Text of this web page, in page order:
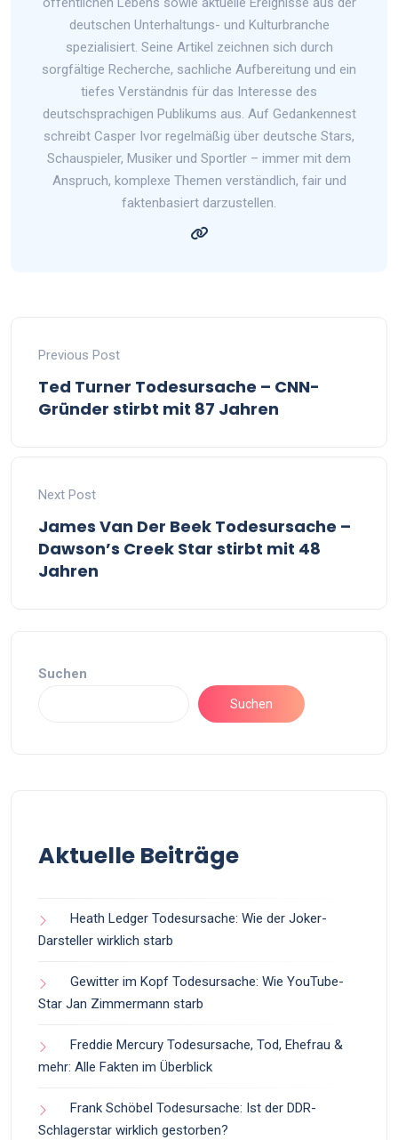
deutschen Unterhaltungs- und Kulturbranche
spezialisiert. Seine Artikel zeichnen sich durch
sorgfältige Recherche, sachliche Aufbereitung und ein
tiefes Verständnis für das Interesse des
deutschsprachigen Publikums aus. Auf Gedankennest
schreibt Casper Ivor regelmäßig über deutsche Stars,
Schauspieler, Musiker und Sportler – immer mit dem
Anspruch, komplexe Themen verständlich, fair und
faktenbasiert darzustellen.
Previous Post
Ted Turner Todesursache – CNN-
Gründer stirbt mit 87 Jahren
Next Post
James Van Der Beek Todesursache –
Dawson’s Creek Star stirbt mit 48
Jahren
Suchen
Suchen
Aktuelle Beiträge
Heath Ledger Todesursache: Wie der Joker-
Darsteller wirklich starb
Gewitter im Kopf Todesursache: Wie YouTube-
Star Jan Zimmermann starb
Freddie Mercury Todesursache, Tod, Ehefrau &
mehr: Alle Fakten im Überblick
Frank Schöbel Todesursache: Ist der DDR-
Schlagerstar wirklich gestorben?